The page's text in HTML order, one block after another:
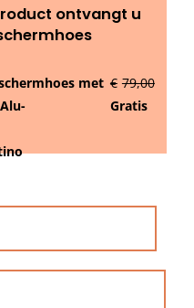
ontvangt u
met € 79,00
Gratis